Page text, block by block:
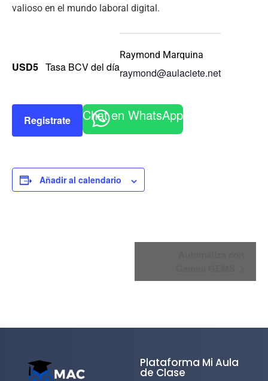
valioso en el mundo laboral digital.
USD5 Tasa BCV del día
Raymond Marquina
raymond@aulaciete.net
Registrate Chat en WhatsApp
Añadir al calendario
Plataforma Mi Aula
de Clase